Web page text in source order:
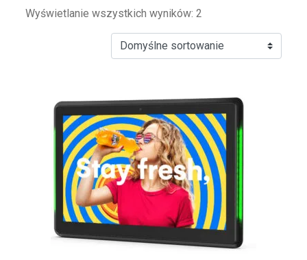
Wyświetlanie wszystkich wyników: 2